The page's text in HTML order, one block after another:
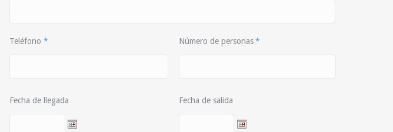
Teléfono * Número de personas *
Fecha de llegada Fecha de salida